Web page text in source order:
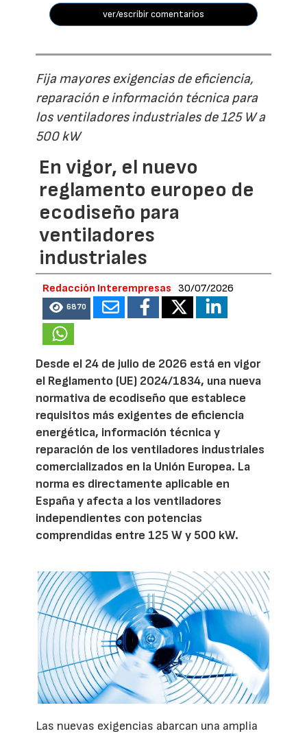
ver/escribir comentarios
Fija mayores exigencias de eficiencia,
reparación e información técnica para
los ventiladores industriales de 125 W a
500 kW
En vigor, el nuevo
reglamento europeo de
ecodiseño para
ventiladores
industriales
Redacción Interempresas 30/07/2026
6870
Desde el 24 de julio de 2026 está en vigor
el Reglamento (UE) 2024/1834, una nueva
normativa de ecodiseño que establece
requisitos más exigentes de eficiencia
energética, información técnica y
reparación de los ventiladores industriales
comercializados en la Unión Europea. La
norma es directamente aplicable en
España y afecta a los ventiladores
independientes con potencias
comprendidas entre 125 W y 500 kW.
Las nuevas exigencias abarcan una amplia